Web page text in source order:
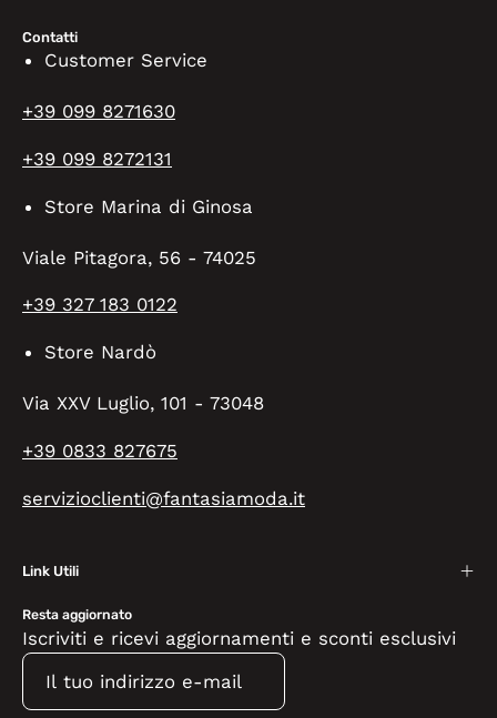
Contatti
Customer Service
+39 099 8271630
+39 099 8272131
Store Marina di Ginosa
Viale Pitagora, 56 - 74025
+39 327 183 0122
Store Nardò
Via XXV Luglio, 101 - 73048
+39 0833 827675
servizioclienti@fantasiamoda.it
Link Utili
Resta aggiornato
Iscriviti e ricevi aggiornamenti e sconti esclusivi